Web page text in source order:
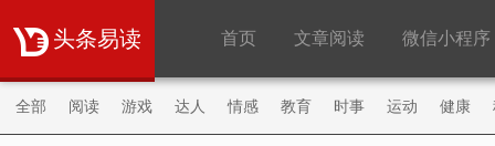
头条易读 首页 文章阅读 微信小程序
全部 阅读 游戏 达人 情感 教育 时事 运动 健康